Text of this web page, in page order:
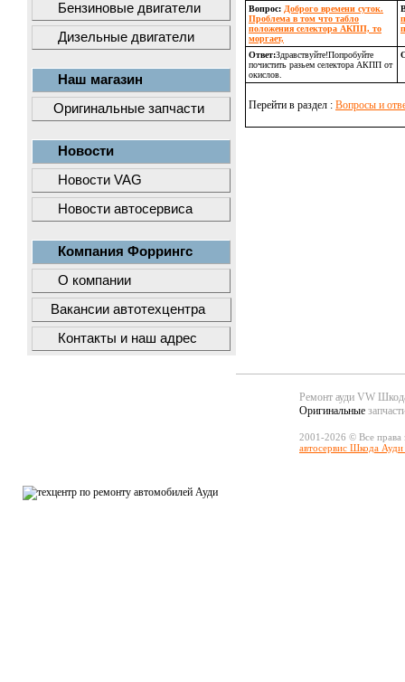
Бензиновые двигатели
Дизельные двигатели
Наш магазин
Оригинальные запчасти
Новости
Новости VAG
Новости автосервиса
Компания Форрингс
О компании
Вакансии автотехцентра
Контакты и наш адрес
Вопрос: Доброго времени суток.
Проблема в том что табло
положения селектора АКПП, то
моргает,
Ответ:Здравствуйте!Попробуйте
почистить разьем селектора АКПП от
окислов.
Перейти в раздел : Вопросы и
Ремонт ауди VW
Оригинальные
2001-2026 © Все
автосервис Шкода